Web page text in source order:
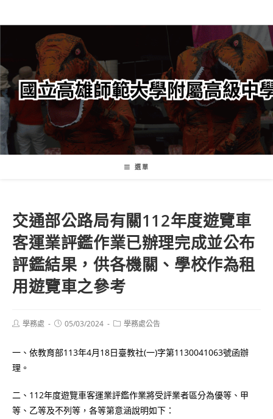
轉
要
內
容
選單
交通部公路局有關112年度遊覽車
客運業評鑑作業已辦理完成並公布
評鑑結果，供各機關、學校作為租
用遊覽車之參考
Post學務處
Post05/03/2024
Post學務處公告
一、依教育部113年4月18日臺教社(一)字第1130041063號函辦
理。
二、112年度遊覽車客運業評鑑作業將受評業者區分為優等、甲
等、乙等及不列等，各等第意涵說明如下：